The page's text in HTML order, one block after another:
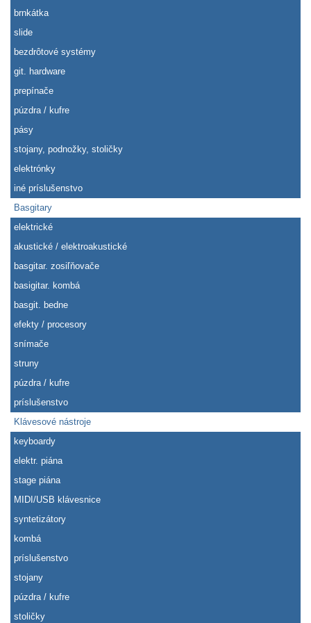
brnkátka
slide
bezdrôtové systémy
git. hardware
prepínače
púzdra / kufre
pásy
stojany, podnožky, stoličky
elektrónky
iné príslušenstvo
Basgitary
elektrické
akustické / elektroakustické
basgitar. zosiľňovače
basigitar. kombá
basgit. bedne
efekty / procesory
snímače
struny
púzdra / kufre
príslušenstvo
Klávesové nástroje
keyboardy
elektr. piána
stage piána
MIDI/USB klávesnice
syntetizátory
kombá
príslušenstvo
stojany
púzdra / kufre
stoličky